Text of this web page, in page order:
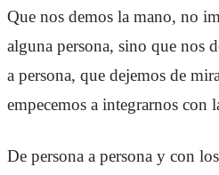
Que nos demos la mano, no
alguna persona, sino que nos
a persona, que dejemos de
empecemos a integrarnos con
De persona a persona y con